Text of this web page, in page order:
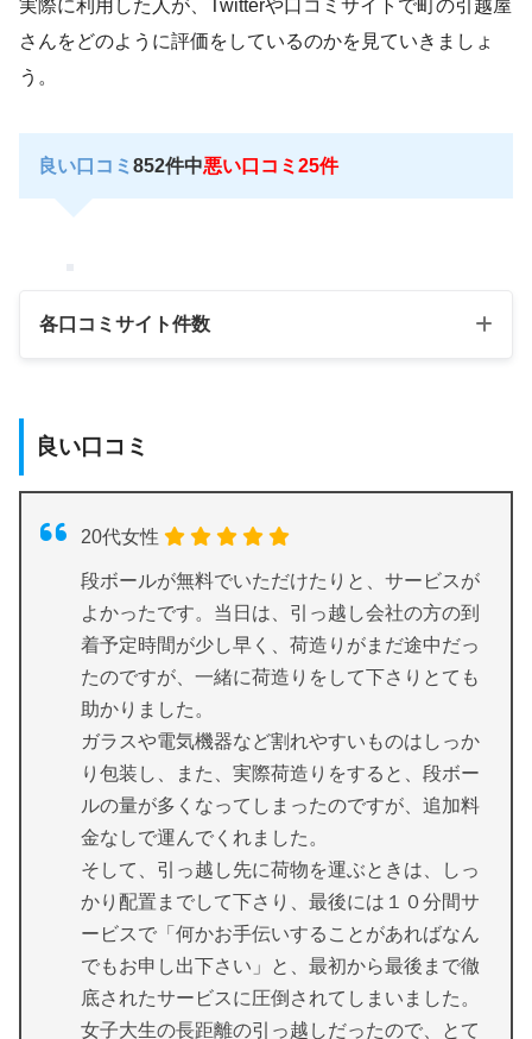
実際に利用した人が、Twitterや口コミサイトで町の引越屋
さんをどのように評価をしているのかを見ていきましょ
う。
良い口コミ 852件中悪い口コミ25件
各口コミサイト件数
口コミサイト
引越し価格ガイ
ド
73 1
価格.COM
合計 827 25
良い口コミ
20代女性
段ボールが無料でいただけたりと、サービスが
よかったです。当日は、引っ越し会社の方の到
着予定時間が少し早く、荷造りがまだ途中だっ
たのですが、一緒に荷造りをして下さりとても
助かりました。
ガラスや電気機器など割れやすいものはしっか
り包装し、また、実際荷造りをすると、段ボー
ルの量が多くなってしまったのですが、追加料
金なしで運んでくれました。
そして、引っ越し先に荷物を運ぶときは、しっ
かり配置までして下さり、最後には１０分間サ
ービスで「何かお手伝いすることがあればなん
でもお申し出下さい」と、最初から最後まで徹
底されたサービスに圧倒されてしまいました。
女子大生の長距離の引っ越しだったので、とて